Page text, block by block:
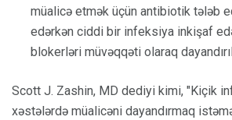
müalicə etmək üçün antibiotik tələb
edərkən ciddi bir infeksiya inkişaf
blokerləri müvəqqəti olaraq
Scott J. Zashin, MD dediyi kimi, "Kiçik
xəstələrdə müalicəni dayandırmaq